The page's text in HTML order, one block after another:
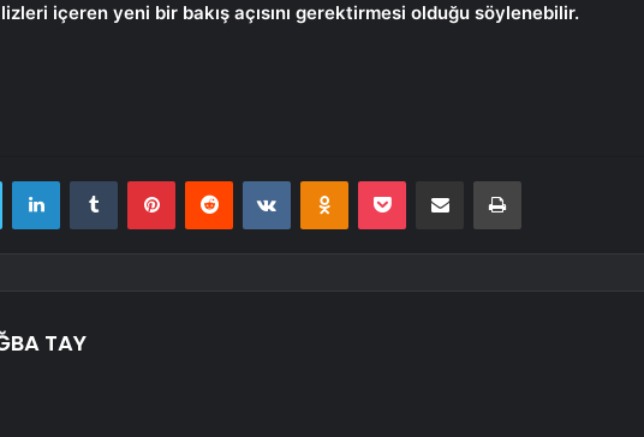
içeren yeni bir bakış açısını gerektirmesi olduğu söylenebilir.
Twitter LinkedInTumblr PinterestReddit VKontakteOdnoklassniki
Pocket E-Posta ile paylaş Yazdır
TAY